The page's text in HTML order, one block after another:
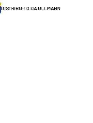
DISTRIBUITO DA ULLMANN